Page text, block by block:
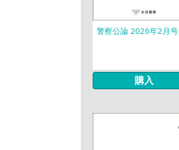
警察公論 2026年2月号
購入